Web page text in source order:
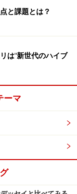
と課題とは？
は"新世代のハイブ
ーマ